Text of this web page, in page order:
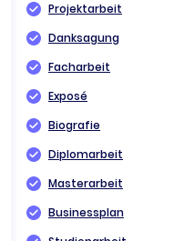
Projektarbeit
Danksagung
Facharbeit
Exposé
Biografie
Diplomarbeit
Masterarbeit
Businessplan